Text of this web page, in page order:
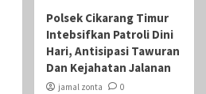
Polsek Cikarang Timur
Intebsifkan Patroli Dini
Hari, Antisipasi Tawuran
Dan Kejahatan Jalanan
jamal zonta 0